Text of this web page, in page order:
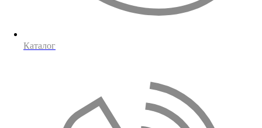
Каталог